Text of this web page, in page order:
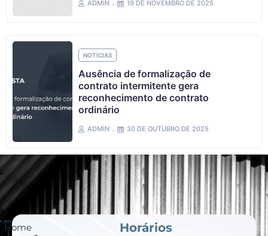
ADMIN 19 DE NOVEMBRO DE 2025
NOTÍCIAS
Ausência de formalização de
contrato intermitente gera
reconhecimento de contrato
ordinário
ADMIN 30 DE OUTUBRO DE 2025
Home
Horários